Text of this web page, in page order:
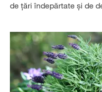
de țări îndepărtate și de